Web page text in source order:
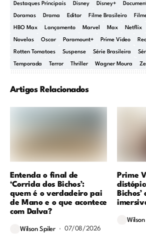
Destaques Principais Disney Disney+
Doramas Drama Editor Filme Brasileiro
HBO Max Lançamento Marvel Max Netflix
Novelas Oscar Paramount+ Prime Video
Rotten Tomatoes Suspense Série Brasileira
Temporada Terror Thriller Wagner Moura
Artigos Relacionados
Entenda o final de
‘Corrida dos Bichos’:
quem é o verdadeiro pai
de Mano e o que acontece
com Dalva?
Wilson Spiler 07/08/2026
Prime